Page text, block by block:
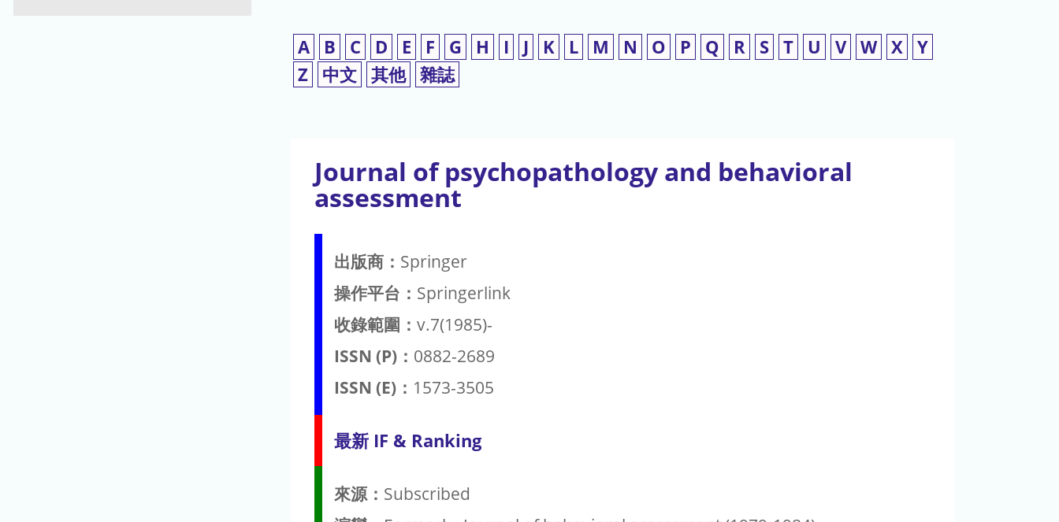
使
用
索
詞
A B C D E F G H I J K L M N O P Q R S T U V W X Y
Z
中文 其他 雜誌
Journal of psychopathology and behavioral
assessment
出版商： Springer
操作平台： Springerlink
收錄範圍： v.7(1985)-
ISSN (P)： 0882-2689
ISSN (E)： 1573-3505
最新 IF & Ranking
來源： Subscribed